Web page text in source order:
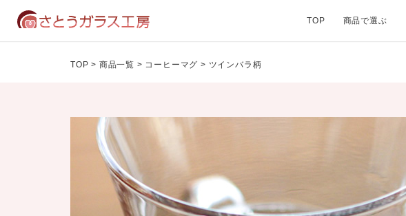
TOP 商品で選ぶ
TOP > 商品一覧 > コーヒーマグ > ツインバラ柄